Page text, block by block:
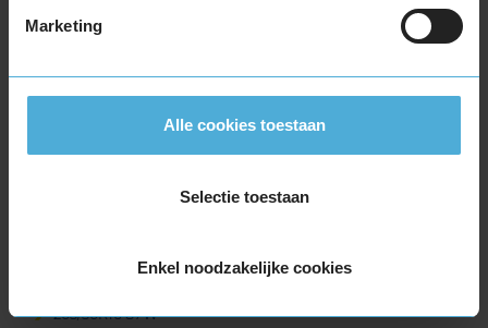
Marketing
Alle cookies toestaan
Selectie toestaan
Enkel noodzakelijke cookies
Item
Beschikbare bandenmaten
195/45R16 84W EXTRALOAD
205/50R16 87W